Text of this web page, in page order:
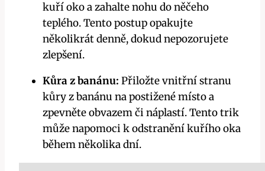
kuří oko a zahalte nohu do něčeho
teplého. Tento postup opakujte
několikrát denně, dokud nepozorujete
zlepšení.
Kůra z banánu: Přiložte vnitřní stranu
kůry z banánu na postižené místo a
zpevněte obvazem či náplastí. Tento trik
může napomoci k odstranění kuřího oka
během několika dní.